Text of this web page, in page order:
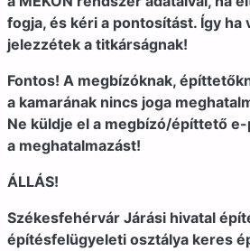
fogja, és kéri a pontosítást. Így ha
jelezzétek a titkárságnak!
Fontos! A megbízóknak,
a kamarának nincs joga
Ne küldje el a megbízó/építtető
a meghatalmazást!
ÁLLÁS!
Székesfehérvár Járási hivatal
építésfelügyeleti osztálya keres